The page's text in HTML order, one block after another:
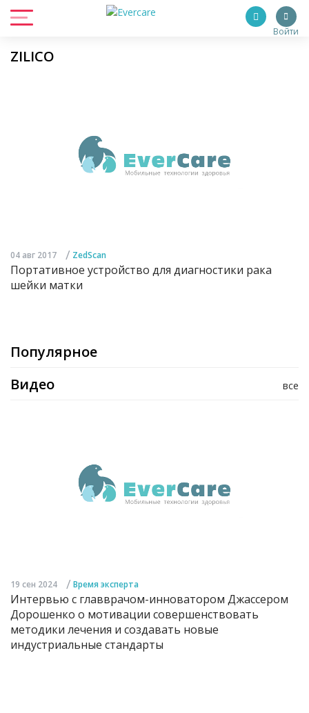
Войти
ZILICO
04 авг 2017 / ZedScan
Портативное устройство для диагностики рака
шейки матки
Популярное
все
Видео
19 сен 2024 / Время эксперта
Интервью с главврачом-инноватором Джассером
Дорошенко о мотивации совершенствовать
методики лечения и создавать новые
индустриальные стандарты